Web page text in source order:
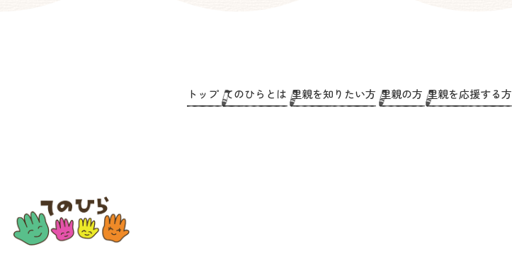
トップ てのひらとは 里親を知りたい方 里親の方 里親を応援する方